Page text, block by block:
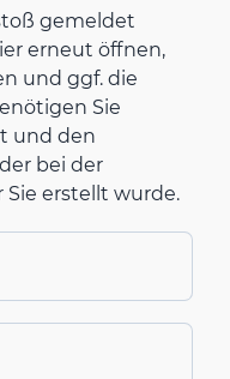
gemeldet
erneut öffnen,
und ggf. die
Sie
und den
bei der
erstellt wurde.